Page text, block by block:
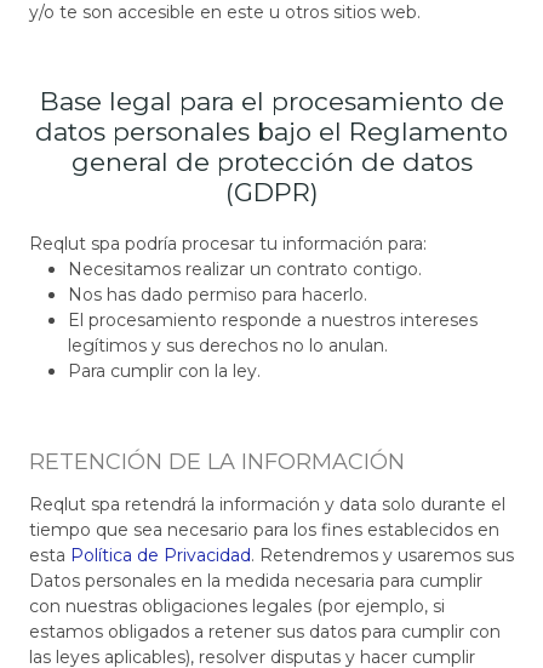
y/o te son accesible en este u otros sitios web.
Base legal para el procesamiento de
datos personales bajo el Reglamento
general de protección de datos
(GDPR)
Reqlut spa podría procesar tu información para:
Necesitamos realizar un contrato contigo.
Nos has dado permiso para hacerlo.
El procesamiento responde a nuestros intereses
legítimos y sus derechos no lo anulan.
Para cumplir con la ley.
RETENCIÓN DE LA INFORMACIÓN
Reqlut spa retendrá la información y data solo durante el
tiempo que sea necesario para los fines establecidos en
esta Política de Privacidad. Retendremos y usaremos sus
Datos personales en la medida necesaria para cumplir
con nuestras obligaciones legales (por ejemplo, si
estamos obligados a retener sus datos para cumplir con
las leyes aplicables), resolver disputas y hacer cumplir